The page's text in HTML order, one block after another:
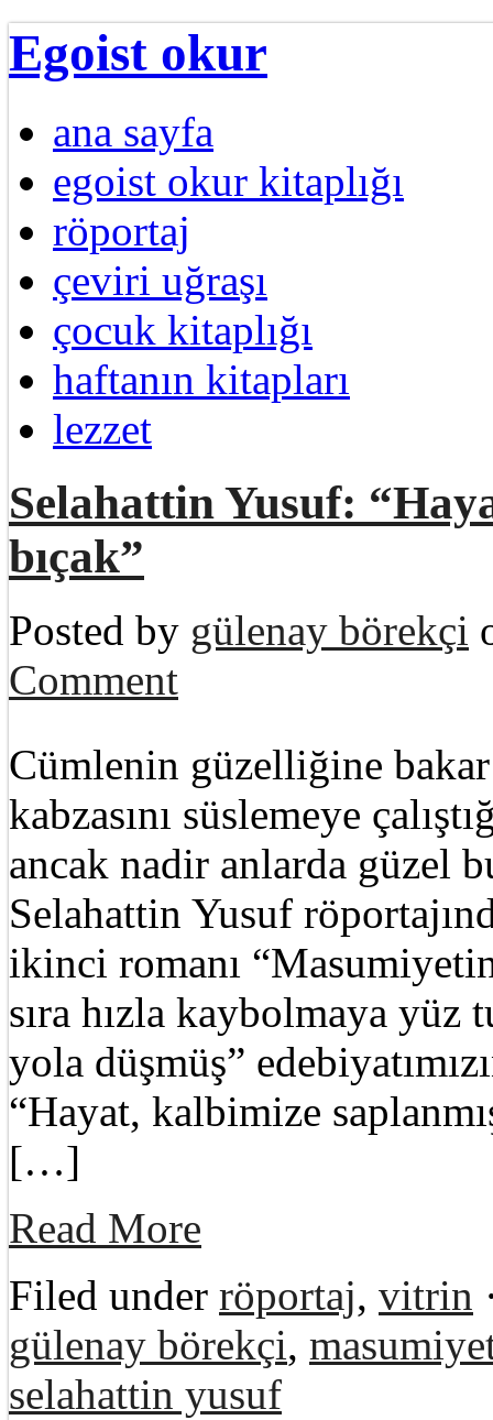
Egoist okur
ana sayfa
egoist okur kitaplığı
röportaj
çeviri uğraşı
çocuk kitaplığı
haftanın kitapları
lezzet
Selahattin Yusuf:
bıçak”
Posted by gülenay börekçi
Comment
Cümlenin güzelliğine bakar
kabzasını süslemeye
ancak nadir anlarda güzel
Selahattin Yusuf
ikinci romanı
sıra hızla kaybolmaya
yola düşmüş”
“Hayat, kalbimize
[…]
Read More
Filed under röportaj, vitrin
gülenay börekçi,
selahattin yusuf